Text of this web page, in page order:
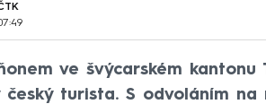
ve švýcarském
český turista. S odvoláním